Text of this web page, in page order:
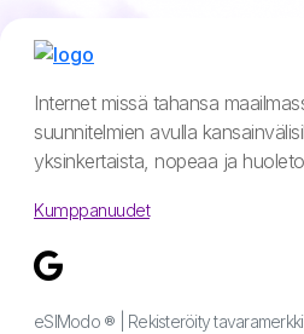
Internet missä tahansa
suunnitelmien avulla
yksinkertaista, nopeaa ja
Kumppanuudet
eSIModo ® | Rekisteröity